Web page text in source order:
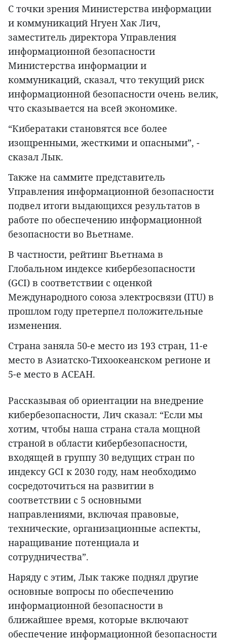
С точки зрения Министерства информации
и коммуникаций Нгуен Хак Лич,
заместитель директора Управления
информационной безопасности
Министерства информации и
коммуникаций, сказал, что текущий риск
информационной безопасности очень велик,
что сказывается на всей экономике.
“Кибератаки становятся все более
изощренными, жесткими и опасными”, -
сказал Лык.
Также на саммите представитель
Управления информационной безопасности
подвел итоги выдающихся результатов в
работе по обеспечению информационной
безопасности во Вьетнаме.
В частности, рейтинг Вьетнама в
Глобальном индексе кибербезопасности
(GCI) в соответствии с оценкой
Международного союза электросвязи (ITU) в
прошлом году претерпел положительные
изменения.
Страна заняла 50-е место из 193 стран, 11-е
место в Азиатско-Тихоокеанском регионе и
5-е место в АСЕАН.
Рассказывая об ориентации на внедрение
кибербезопасности, Лич сказал: “Если мы
хотим, чтобы наша страна стала мощной
страной в области кибербезопасности,
входящей в группу 30 ведущих стран по
индексу GCI к 2030 году, нам необходимо
сосредоточиться на развитии в
соответствии с 5 основными
направлениями, включая правовые,
технические, организационные аспекты,
наращивание потенциала и
сотрудничества”.
Наряду с этим, Лык также поднял другие
основные вопросы по обеспечению
информационной безопасности в
ближайшее время, которые включают
обеспечение информационной безопасности